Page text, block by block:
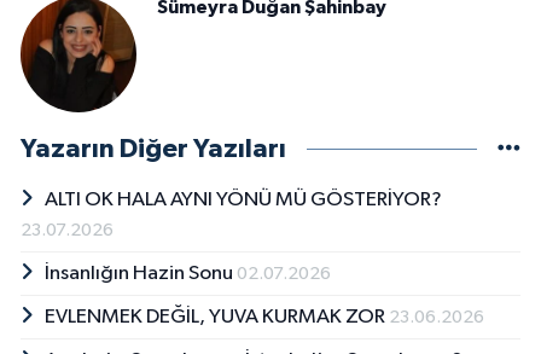
Sümeyra Duğan Şahinbay
Yazarın Diğer Yazıları
ALTI OK HALA AYNI YÖNÜ MÜ GÖSTERİYOR?
23.07.2026
İnsanlığın Hazin Sonu 02.07.2026
EVLENMEK DEĞİL, YUVA KURMAK ZOR 23.06.2026